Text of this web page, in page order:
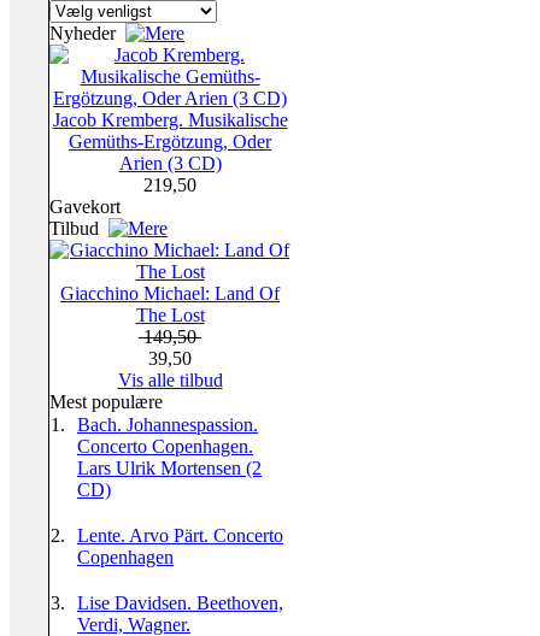
Nyheder
Jacob Kremberg. Musikalische
Gemüths-Ergötzung, Oder
Arien (3 CD)
219,50
Gavekort
Tilbud
Giacchino Michael: Land Of
The Lost
149,50
39,50
Vis alle tilbud
Mest populære
1.
Bach. Johannespassion.
Concerto Copenhagen.
Lars Ulrik Mortensen (2
CD)
2.
Lente. Arvo Pärt. Concerto
Copenhagen
3.
Lise Davidsen. Beethoven,
Verdi, Wagner.